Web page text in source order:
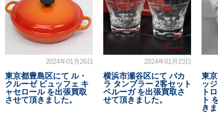
2024年01月26日
東京都豊島区にて ル・
クルーゼ ビュッフェ キ
ャセロール を出張買取
させて頂きました。
2024年01月23日
横浜市瀬谷区にて バカ
ラ タンブラー 2客セット
ベルーガ を出張買取さ
せて頂きました。
東
ッ
ト
ト
き